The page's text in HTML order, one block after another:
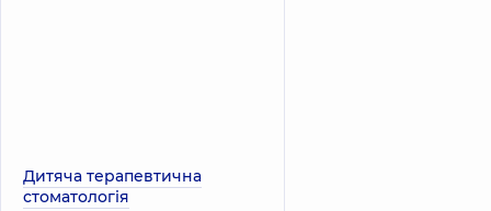
Дитяча терапевтична
стоматологія